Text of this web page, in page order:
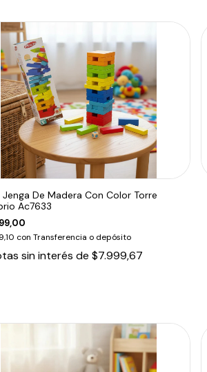
De Madera Con Color Torre
Ac7633
con Transferencia o depósito
sin interés de $7.999,67